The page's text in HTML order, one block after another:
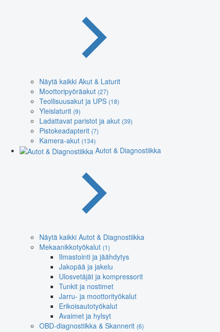
Näytä kaikki Akut & Laturit
Moottoripyöräakut (27)
Teollisuusakut ja UPS (18)
Yleislaturit (9)
Ladattavat paristot ja akut (39)
Pistokeadapterit (7)
Kamera-akut (134)
Autot & Diagnostiikka
Näytä kaikki Autot & Diagnostiikka
Mekaanikkotyökalut (1)
Ilmastointi ja jäähdytys
Jakopää ja jakelu
Ulosvetäjät ja kompressorit
Tunkit ja nostimet
Jarru- ja moottorityökalut
Erikoisautotyökalut
Avaimet ja hylsyt
OBD-diagnostiikka & Skannerit (6)